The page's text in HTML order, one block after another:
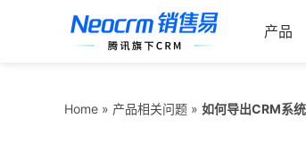
产品
Home » 产品相关问题 » 如何导出CRM系